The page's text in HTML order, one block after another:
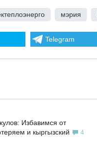
мэрия
Telegram
Избавимся от
и кыргызский
4